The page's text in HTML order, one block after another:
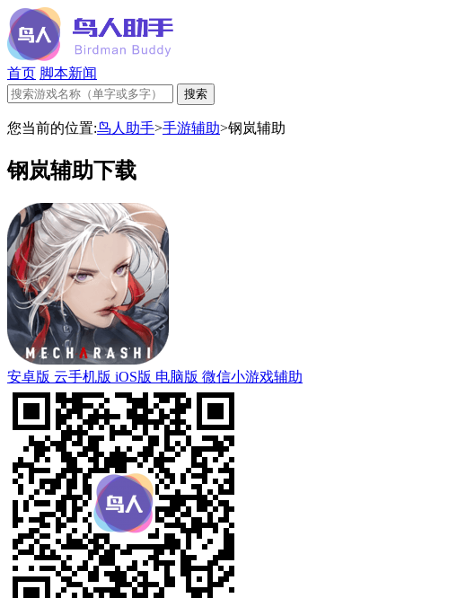
首页 脚本新闻
您当前的位置:鸟人助手>手游辅助>钢岚辅助
钢岚辅助下载
安卓版 云手机版 iOS版 电脑版 微信小游戏辅助